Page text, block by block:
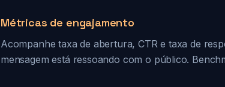
Métricas de engajamento
Acompanhe taxa de abertura, CTR e taxa de
mensagem está ressoando com o público.